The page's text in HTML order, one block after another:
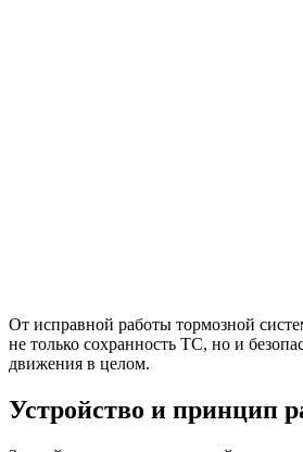
От исправной работы тормозной
не только сохранность ТС, но и
движения в целом.
Устройство и принцип